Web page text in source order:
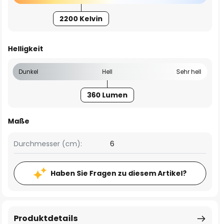
2200 Kelvin
Helligkeit
Dunkel Hell Sehr hell
360 Lumen
Maße
Durchmesser (cm): 6
Haben Sie Fragen zu diesem Artikel?
Produktdetails